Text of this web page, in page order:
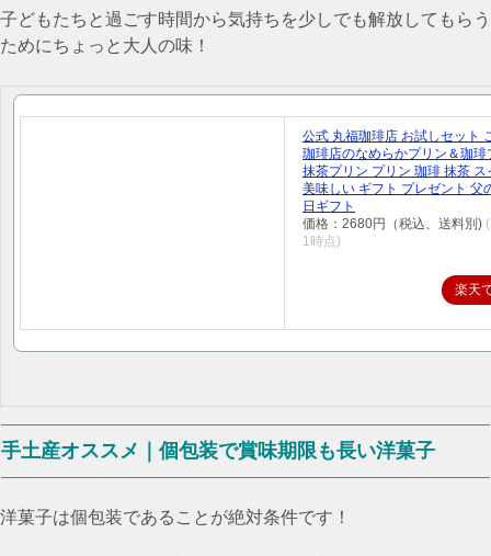
子どもたちと過ごす時間から気持ちを少しでも解放してもらう
ためにちょっと大人の味！
公式 丸福珈琲店 お試しセット
珈琲店のなめらかプリン＆珈琲
抹茶プリン プリン 珈琲 抹茶 ス
美味しい ギフト プレゼント 父
日ギフト
価格：2680円（税込、送料別)
1時点)
楽天
手土産オススメ｜個包装で賞味期限も長い洋菓子
洋菓子は個包装であることが絶対条件です！